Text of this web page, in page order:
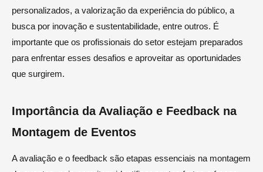
personalizados, a valorização da experiência do público, a
busca por inovação e sustentabilidade, entre outros. É
importante que os profissionais do setor estejam preparados
para enfrentar esses desafios e aproveitar as oportunidades
que surgirem.
Importância da Avaliação e Feedback na
Montagem de Eventos
A avaliação e o feedback são etapas essenciais na montagem